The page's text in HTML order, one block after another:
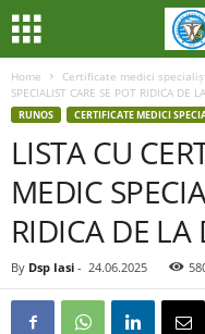
Home Certificate medici
SPECIALIST CARE SE POT RIDICA DE
RUNOS CERTIFICATE MEDICI
LISTA CU
MEDIC
RIDICA DE LA
By Dsp Iasi - 24.06.2025